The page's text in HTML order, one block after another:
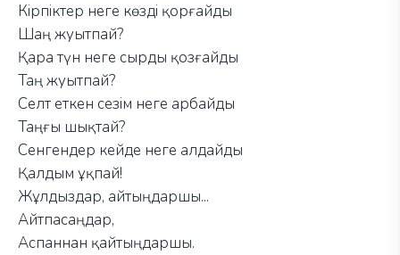
Кірпіктер неге көзді қорғайды
Шаң жуытпай?
Қара түн неге сырды қозғайды
Таң жуытпай?
Селт еткен сезім неге арбайды
Таңғы шықтай?
Сенгендер кейде неге алдайды
Қалдым ұқпай!
Жұлдыздар, айтыңдаршы...
Айтпасаңдар,
Аспаннан қайтыңдаршы.